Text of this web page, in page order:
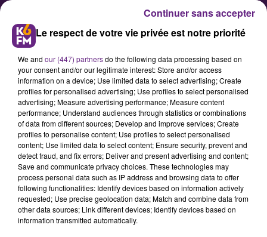
Handball : le DBHB y a cru mais
s'incline en coupe contre
Montpellier
Pour les huitièmes de finale de la
Coupe de France, Dijon aura
montré un bien beau visage durant
Le respect de votre vie privée est notre priorité
We and our (447) partnersdo the following data processing based on
your consent and/or our legitimate interest: Store and/or access
information on a device; Use limited data to select advertising; Create
profiles for personalised advertising; Use profiles to select personalised
advertising; Measure advertising performance; Measure content
performance; Understand audiences through statistics or combinations
of data from different sources; Develop and improve services; Create
profiles to personalise content; Use profiles to select personalised
content; Use limited data to select content; Ensure security, prevent and
detect fraud, and fix errors; Deliver and present advertising and content;
Save and communicate privacy choices. These technologies may
process personal data such as IP address and browsing data to offer
following functionalities: Identify devices based on information actively
requested; Use precise geolocation data; Match and combine data from
other data sources; Link different devices; Identify devices based on
information transmitted automatically.
Continuer sans accepter